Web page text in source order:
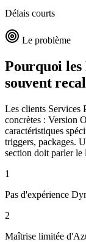
Délais courts
Le problème
Pourquoi
souvent
Les clients Services
concrètes : Version
caractéristiques
triggers, packages.
section doit parler le
1
Pas d'expérience
2
Maîtrise limitée